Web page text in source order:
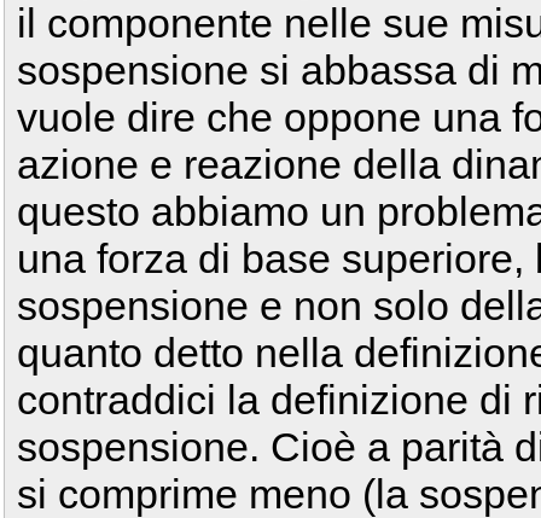
il componente nelle sue
sospensione si abbassa di
vuole dire che oppone una
azione e reazione della
questo abbiamo un
una forza di base
sospensione e non solo
quanto detto nella
contraddici la definizione di
sospensione. Cioè a parità
si comprime meno (la